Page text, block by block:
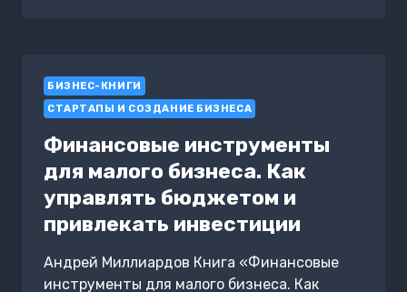
1-
4
БИЗНЕС-КНИГИ
СТАРТАПЫ И СОЗДАНИЕ БИЗНЕСА
Финансовые инструменты
для малого бизнеса. Как
управлять бюджетом и
привлекать инвестиции
Андрей Миллиардов Книга «Финансовые
инструменты для малого бизнеса. Как